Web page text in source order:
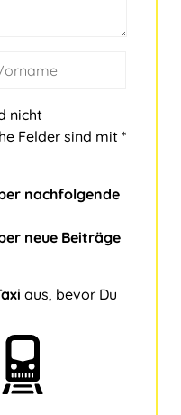
nicht
Felder sind mit *
nachfolgende
neue Beiträge
aus, bevor Du